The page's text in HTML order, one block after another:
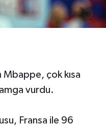
Mbappe, çok kısa
vurdu.
Fransa ile 96